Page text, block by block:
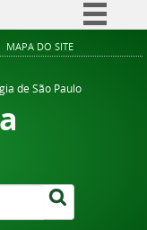
Simplifique!
à informação
Canais
MAPA DO SITE
de São Paulo